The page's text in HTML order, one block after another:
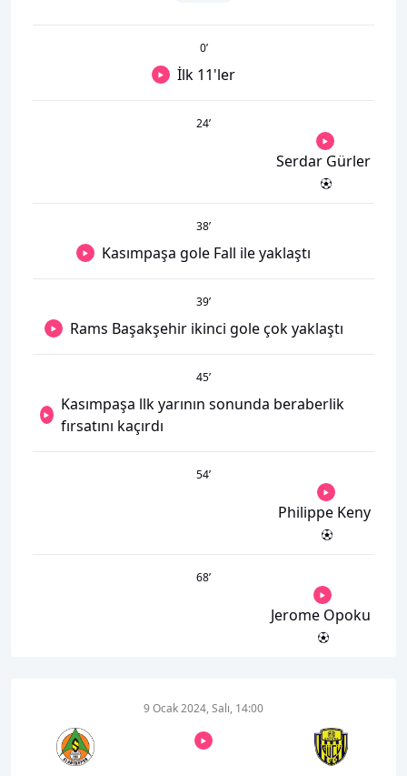
0’
İlk 11'ler
24’
Serdar Gürler
38’
Kasımpaşa gole Fall ile yaklaştı
39’
Rams Başakşehir ikinci gole çok yaklaştı
45’
Kasımpaşa llk yarının sonunda beraberlik
fırsatını kaçırdı
54’
Philippe Keny
68’
Jerome Opoku
9 Ocak 2024, Salı, 14:00